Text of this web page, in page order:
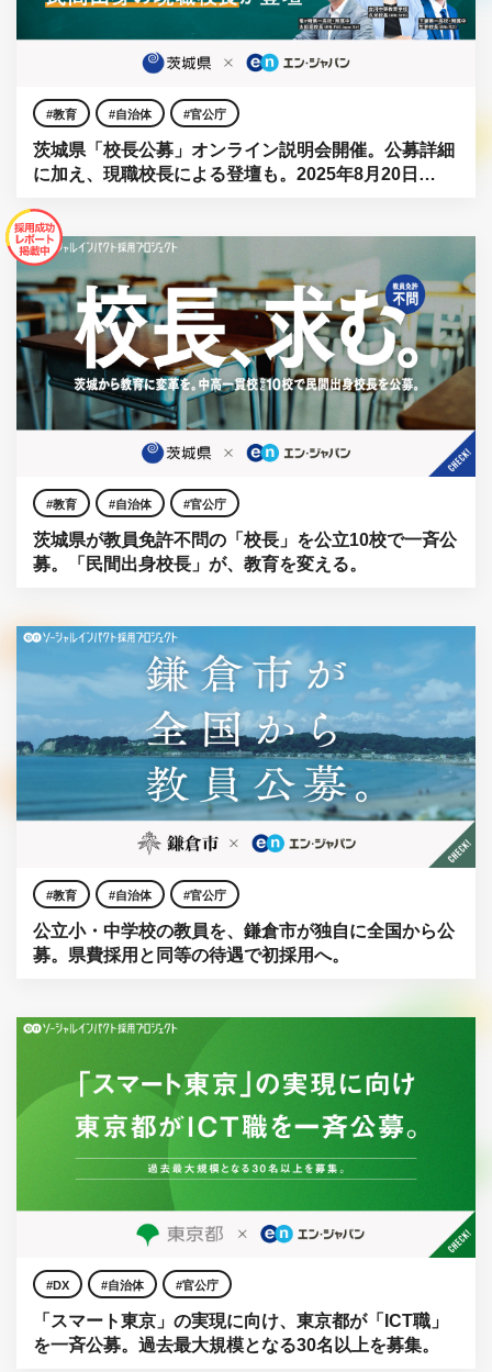
教育 自治体 官公庁
茨城県「校長公募」オンライン説明会開催。公募詳細
に加え、現職校長による登壇も。2025年8月20日
教育 自治体 官公庁
茨城県が教員免許不問の「校長」を公立10校で一斉公
募。「民間出身校長」が、教育を変える。
教育 自治体 官公庁
公立小・中学校の教員を、鎌倉市が独自に全国から公
募。県費採用と同等の待遇で初採用へ。
DX 自治体 官公庁
「スマート東京」の実現に向け、東京都が「ICT職」
を一斉公募。過去最大規模となる30名以上を募集。